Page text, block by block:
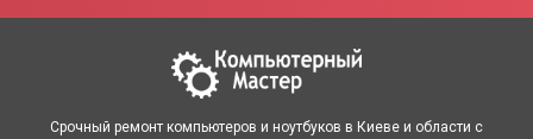
Срочный ремонт компьютеров и ноутбуков в Киеве и области с